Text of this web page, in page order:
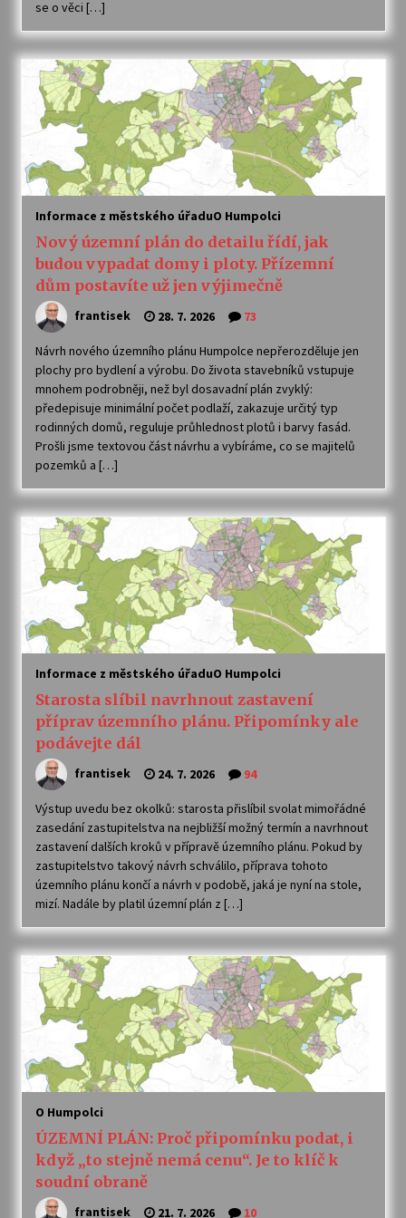
Želiv
Petr Adamec – Malovaný svět
30. 6. 2026
se o věci […]
Informace z městského úřaduO Humpolci
Nový územní plán do detailu řídí, jak
budou vypadat domy i ploty. Přízemní
dům postavíte už jen výjimečně
frantisek 28. 7. 2026 73
Návrh nového územního plánu Humpolce nepřerozděluje jen
plochy pro bydlení a výrobu. Do života stavebníků vstupuje
mnohem podrobněji, než byl dosavadní plán zvyklý:
předepisuje minimální počet podlaží, zakazuje určitý typ
rodinných domů, reguluje průhlednost plotů i barvy fasád.
Prošli jsme textovou část návrhu a vybíráme, co se majitelů
pozemků a […]
Informace z městského úřaduO Humpolci
Starosta slíbil navrhnout zastavení
příprav územního plánu. Připomínky ale
podávejte dál
frantisek 24. 7. 2026 94
Výstup uvedu bez okolků: starosta přislíbil svolat mimořádné
zasedání zastupitelstva na nejbližší možný termín a navrhnout
zastavení dalších kroků v přípravě územního plánu. Pokud by
zastupitelstvo takový návrh schválilo, příprava tohoto
územního plánu končí a návrh v podobě, jaká je nyní na stole,
mizí. Nadále by platil územní plán z […]
O Humpolci
ÚZEMNÍ PLÁN: Proč připomínku podat, i
když „to stejně nemá cenu“. Je to klíč k
soudní obraně
frantisek 21. 7. 2026 10